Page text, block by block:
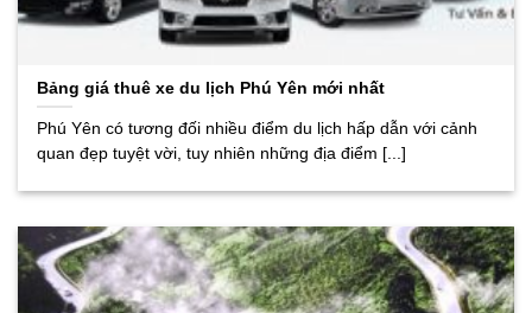
Bảng giá thuê xe du lịch Phú Yên mới nhất
Phú Yên có tương đối nhiều điểm du lịch hấp dẫn với cảnh
quan đẹp tuyệt vời, tuy nhiên những địa điểm [...]